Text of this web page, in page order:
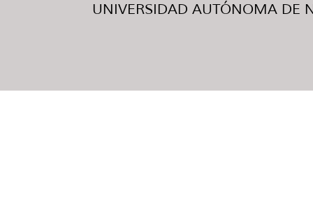
UNIVERSIDAD AUTÓNOMA DE